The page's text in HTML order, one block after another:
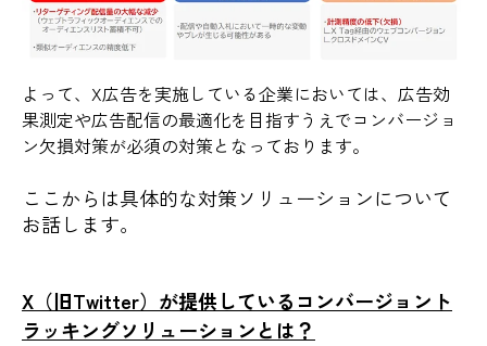
よって、X広告を実施している企業においては、広告効
果測定や広告配信の最適化を目指すうえでコンバージョ
ン欠損対策が必須の対策となっております。
ここからは具体的な対策ソリューションについて
お話します。
X（旧Twitter）が提供しているコンバージョント
ラッキングソリューションとは？